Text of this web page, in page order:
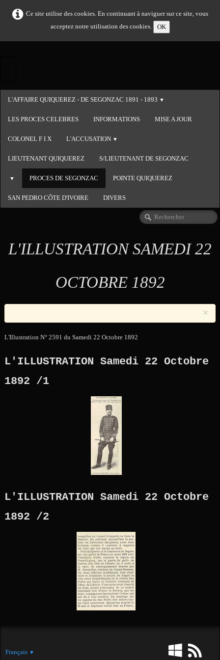
Ce site utilise des cookies. En continuant à naviguer sur ce site, vous
acceptez notre utilisation des cookies.
OK
L'AFFAIRE QUIQUEREZ - DE SEGONZAC 1891 - 1893 ▼
LES PROCES CELEBRES INFORMATIONS MISE A JOUR
COLONEL F I X L'ACCUSATION ▼
LIEUTENANT QUIQUEREZ S/LIEUTENANT DE SEGONZAC
▼ PROCES DE SEGONZAC POINTE QUIQUEREZ
SAN PEDRO CÔTE D'IVOIRE DIVERS
L'ILLUSTRATION SAMEDI 22
OCTOBRE 1892
×
L'Illustration N° 2591 du Samedi 22 Octobre 1892
L'ILLUSTRATION Samedi 22 Octobre
1892 /1
L'ILLUSTRATION Samedi 22 Octobre
1892 /2
Français ▼